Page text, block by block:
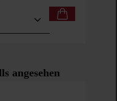
gewünschten Wert
angesehen